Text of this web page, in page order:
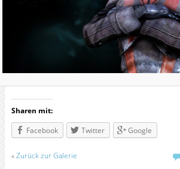
Sharen mit:
Facebook
Twitter Google
«Zurück zur Galerie